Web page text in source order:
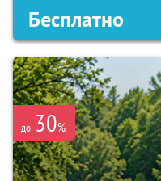
Бесплатно
до 30%